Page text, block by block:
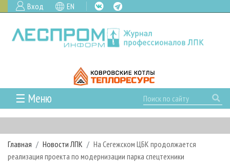
Вход EN
☰ Меню
ГЛАВНАЯ
РУБРИКИ И ТЕМЫ
РУБРИКИ ЖУРНАЛА
НОВОСТИ
Главная Новости ЛПК
На Сегежском ЦБК продолжается
реализация проекта по модернизации парка спецтехники